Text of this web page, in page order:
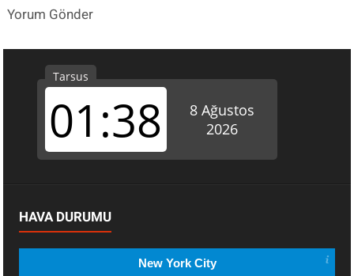
Yorum Gönder
HAVA DURUMU
New York City